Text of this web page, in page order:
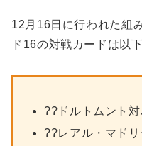
12月16日に行われた組
ド16の対戦カードは以
??ドルトムント
??レアル・マド